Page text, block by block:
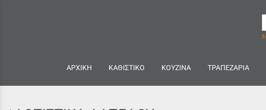
ΑΡΧΙΚΗ ΚΑΘΙΣΤΙΚΟ ΚΟΥΖΙΝΑ ΤΡΑΠΕΖΑΡΙΑ